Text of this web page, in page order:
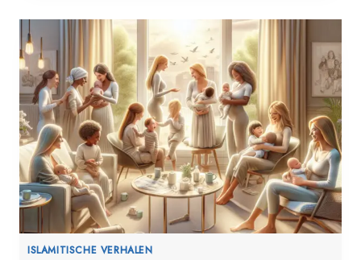
ISLAMITISCHE VERHALEN